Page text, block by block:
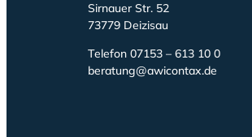
Sirnauer Str. 52
73779 Deizisau
Telefon 07153 – 613 10 0
beratung@awicontax.de